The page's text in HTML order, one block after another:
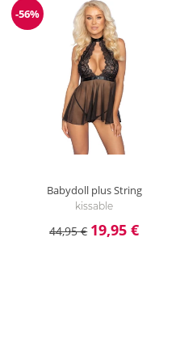
Reduzierung
-56%
Babydoll plus String
kissable
44,95 € 19,95 €